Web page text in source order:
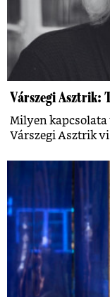
Várszegi Asztrik:
Milyen kapcsolata
Várszegi Asztrik